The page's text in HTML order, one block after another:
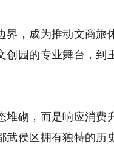
，成为推动文商旅
创园的专业舞台，到
，而是响应消费
武侯区拥有独特的历